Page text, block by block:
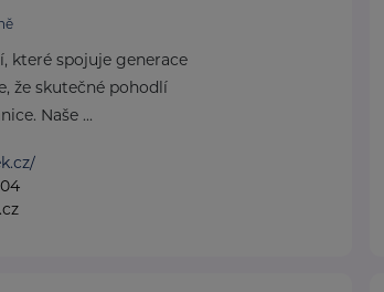
které spojuje generace
že skutečné pohodlí
Naše ...